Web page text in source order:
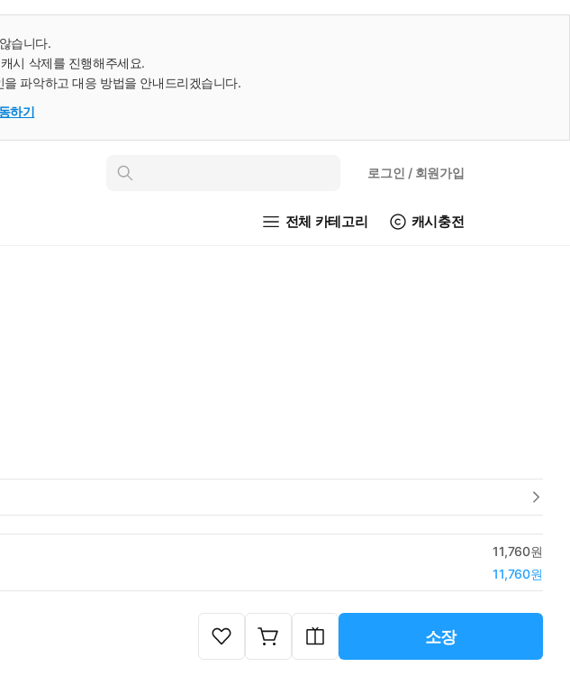
습니다.
시 삭제를 진행해주세요.
파악하고 대응 방법을 안내드리겠습니다.
하기
인
로그인 / 회원가입
전체 카테고리 캐시충전
11,760원
11,760원
소장